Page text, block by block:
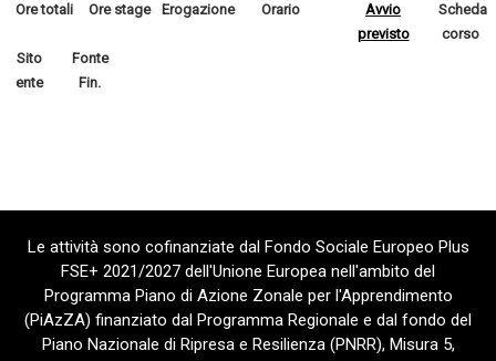
Ore totali
Ore stage Erogazione Orario
Avvio
previsto
Scheda
corso
Sito
ente
Fonte
Fin.
Le attività sono cofinanziate dal Fondo Sociale Europeo Plus
FSE+ 2021/2027 dell'Unione Europea nell'ambito del
Programma Piano di Azione Zonale per l'Apprendimento
(PiAzZA) finanziato dal Programma Regionale e dal fondo del
Piano Nazionale di Ripresa e Resilienza (PNRR), Misura 5,